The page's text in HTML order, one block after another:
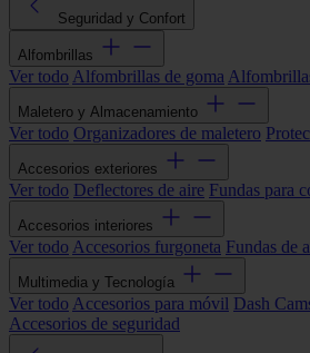
Seguridad y Confort
Alfombrillas
Ver todo Alfombrillas de goma
Maletero y Almacenamiento
Ver todo Organizadores de maletero
Accesorios exteriores
Ver todo Deflectores de aire Fundas para
Accesorios interiores
Ver todo Accesorios furgoneta Fundas de
Multimedia y Tecnología
Ver todo Accesorios para móvil Dash
Accesorios de seguridad